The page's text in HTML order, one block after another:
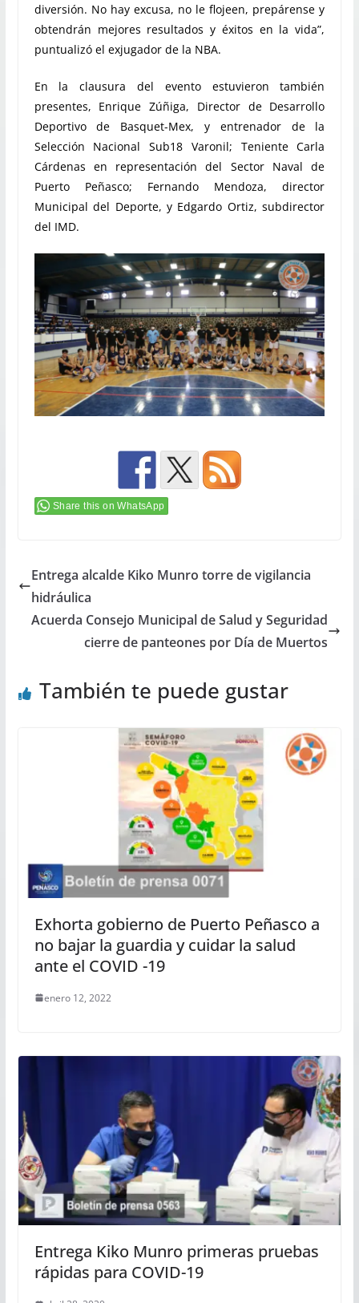
diversión. No hay excusa, no le flojeen, prepárense y
obtendrán mejores resultados y éxitos en la vida”,
puntualizó el exjugador de la NBA.
En la clausura del evento estuvieron también
presentes, Enrique Zúñiga, Director de Desarrollo
Deportivo de Basquet-Mex, y entrenador de la
Selección Nacional Sub18 Varonil; Teniente Carla
Cárdenas en representación del Sector Naval de
Puerto Peñasco; Fernando Mendoza, director
Municipal del Deporte, y Edgardo Ortiz, subdirector
del IMD.
Share this on WhatsApp
Entrega alcalde Kiko Munro torre de vigilancia
hidráulica
Acuerda Consejo Municipal de Salud y Seguridad
cierre de panteones por Día de Muertos
También te puede gustar
Exhorta gobierno de Puerto Peñasco a
no bajar la guardia y cuidar la salud
ante el COVID -19
enero 12, 2022
Entrega Kiko Munro primeras pruebas
rápidas para COVID-19